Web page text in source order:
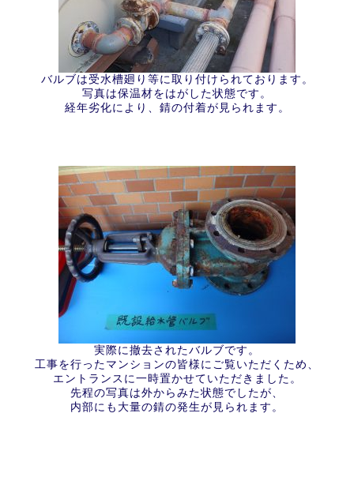
バルブは受水槽廻り等に取り付けられております。
写真は保温材をはがした状態です。
経年劣化により、錆の付着が見られます。
実際に撤去されたバルブです。
工事を行ったマンションの皆様にご覧いただくため、
エントランスに一時置かせていただきました。
先程の写真は外からみた状態でしたが、
内部にも大量の錆の発生が見られます。